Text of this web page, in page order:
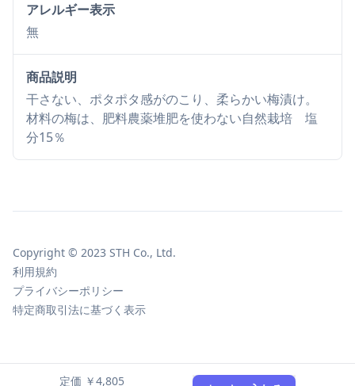
アレルギー表示
無
商品説明
干さない、ポタポタ感がのこり、柔らかい梅漬け。
材料の梅は、肥料農薬堆肥を使わない自然栽培 塩
分15％
定価 ￥4,805
Copyright © 2023 STH Co., Ltd.
利用規約
プライバシーポリシー
特定商取引法に基づく表示